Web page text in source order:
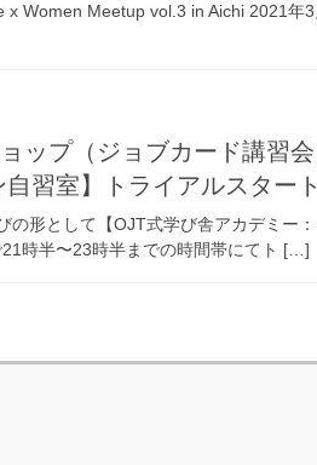
x Women Meetup vol.3 in Aichi 2021
ップ（ジョブカード講習
習室】トライアルスター
の形として【OJT式学び舎アカデミー
時半〜23時半までの時間帯にてト […]